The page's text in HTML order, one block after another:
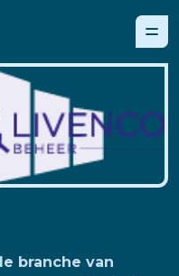
branche van